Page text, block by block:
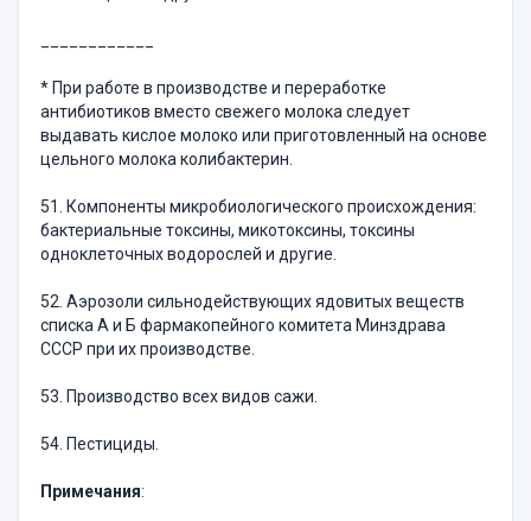
* При работе в производстве и переработке
антибиотиков вместо свежего молока следует
выдавать кислое молоко или приготовленный на основе
цельного молока колибактерин.
51. Компоненты микробиологического происхождения:
бактериальные токсины, микотоксины, токсины
одноклеточных водорослей и другие.
52. Аэрозоли сильнодействующих ядовитых веществ
списка А и Б фармакопейного комитета Минздрава
СССР при их производстве.
53. Производство всех видов сажи.
54. Пестициды.
Примечания: